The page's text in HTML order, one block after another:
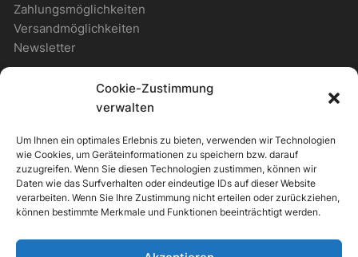
Cookie-Zustimmung
verwalten
Um Ihnen ein optimales Erlebnis zu bieten, verwenden wir Technologien
wie Cookies, um Geräteinformationen zu speichern bzw. darauf
zuzugreifen. Wenn Sie diesen Technologien zustimmen, können wir
Daten wie das Surfverhalten oder eindeutige IDs auf dieser Website
verarbeiten. Wenn Sie Ihre Zustimmung nicht erteilen oder zurückziehen,
können bestimmte Merkmale und Funktionen beeinträchtigt werden.
Zahlungsmöglichkeiten
Versandmöglichkeiten
Newsletter
Photostore
Photostore – Musterseite
Musterseite mit Shop
+49